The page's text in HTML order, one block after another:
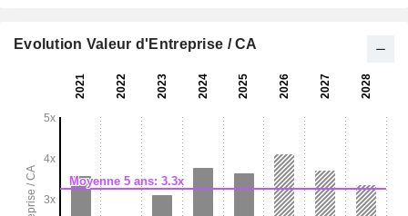
Evolution Valeur d'Entreprise / CA